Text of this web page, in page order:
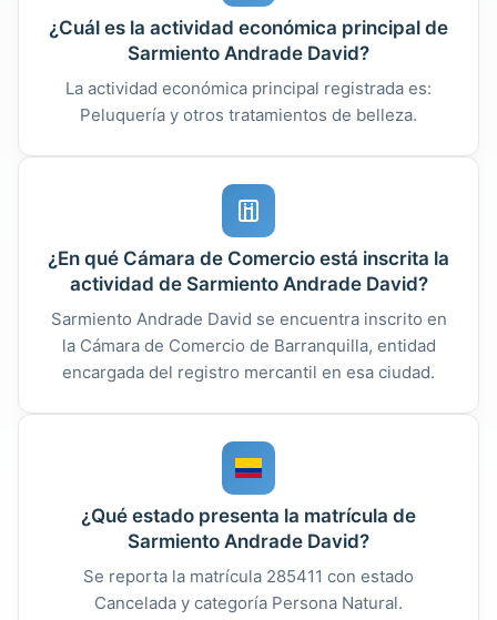
¿Cuál es la actividad económica principal de
Sarmiento Andrade David?
La actividad económica principal registrada es:
Peluquería y otros tratamientos de belleza.
¿En qué Cámara de Comercio está inscrita la
actividad de Sarmiento Andrade David?
Sarmiento Andrade David se encuentra inscrito en
la Cámara de Comercio de Barranquilla, entidad
encargada del registro mercantil en esa ciudad.
¿Qué estado presenta la matrícula de
Sarmiento Andrade David?
Se reporta la matrícula 285411 con estado
Cancelada y categoría Persona Natural.